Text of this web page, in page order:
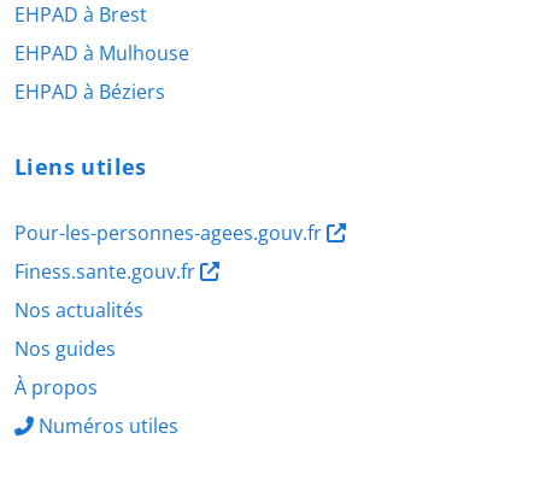
EHPAD à Brest
EHPAD à Mulhouse
EHPAD à Béziers
Liens utiles
Pour-les-personnes-agees.gouv.fr
Finess.sante.gouv.fr
Nos actualités
Nos guides
À propos
Numéros utiles